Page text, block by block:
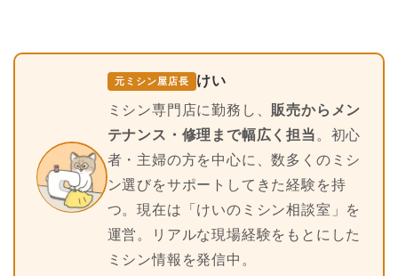
元ミシン屋店長
けい
ミシン専門店に勤務し、 販売からメン
テナンス・修理まで幅広く担当 。初心
者・主婦の方を中心に、数多くのミシ
ン選びをサポートしてきた経験を持
つ。現在は「けいのミシン相談室」を
運営。リアルな現場経験をもとにした
ミシン情報を発信中。